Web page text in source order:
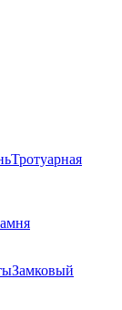
Тротуарная
Замковый